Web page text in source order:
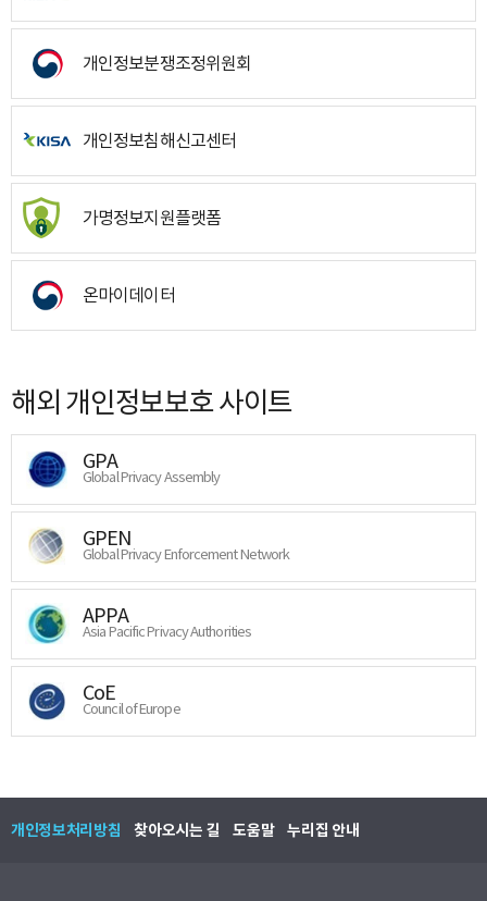
개인정보분쟁조정위원회
개인정보침해신고센터
가명정보지원플랫폼
온마이데이터
해외 개인정보보호 사이트
GPA
Global Privacy Assembly
GPEN
Global Privacy Enforcement Network
APPA
Asia Pacific Privacy Authorities
CoE
Council of Europe
개인정보처리방침 찾아오시는 길 도움말 누리집 안내